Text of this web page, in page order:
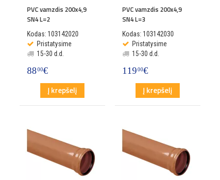
PVC vamzdis 200x4,9
SN4 L=2
Kodas: 103142020
Pristatysime
15-30 d.d.
8800€
Į krepšelį
PVC vamzdis 200x4,9
SN4 L=3
Kodas: 103142030
Pristatysime
15-30 d.d.
11900€
Į krepšelį